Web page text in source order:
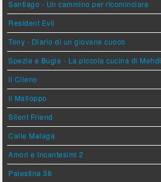
Santiago - Un cammino per ricominciare
Resident Evil
Tony - Diario di un giovane cuoco
Spezie e Bugie - La piccola cucina di Mehdi
Il Cileno
Il Malloppo
Silent Friend
Calle Malaga
Amori e Incantesimi 2
Palestina 36